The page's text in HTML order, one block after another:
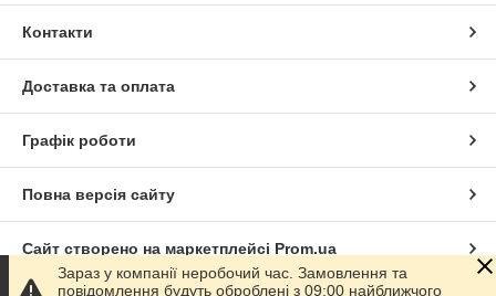
Контакти
Доставка та оплата
Графік роботи
Повна версія сайту
Сайт створено на маркетплейсі Prom.ua
Зараз у компанії неробочий час. Замовлення та
повідомлення будуть оброблені з 09:00 найближчого